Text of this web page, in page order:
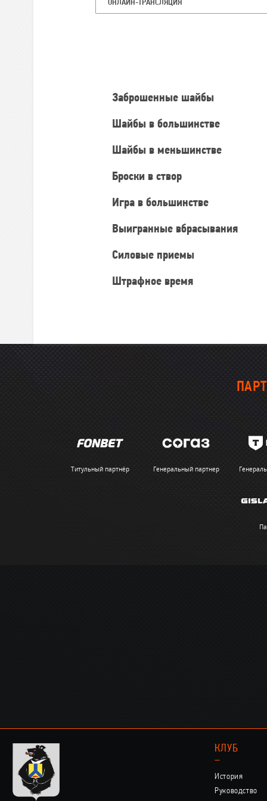
ОНЛАЙН-ТРАНСЛЯЦИЯ
Заброшенные шайбы
Шайбы в большинстве
Шайбы в меньшинстве
Броски в створ
Игра в большинстве
Выигранные вбрасывания
Силовые приемы
Штрафное время
Титульный партнёр Генеральный партнер
КЛУБ
–
История
Руководство